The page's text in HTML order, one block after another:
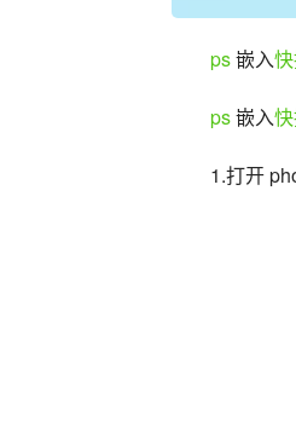
ps 嵌入
ps 嵌入
1.打开